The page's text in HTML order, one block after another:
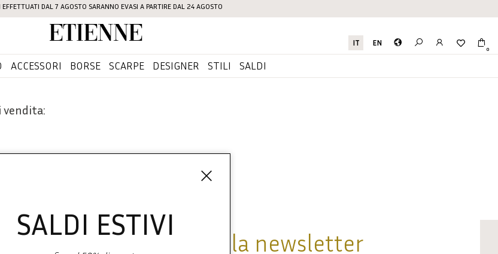
DAL 7 AGOSTO SARANNO EVASI A PARTIRE DAL 24 AGOSTO
Etienne IT EN
0
ACCESSORI BORSE SCARPE DESIGNER STILI SALDI
Iscriviti alla newsletter
SALDI ESTIVI